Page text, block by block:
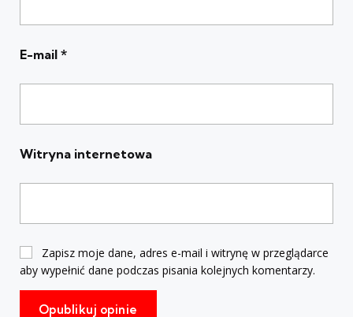
E-mail *
Witryna internetowa
Zapisz moje dane, adres e-mail i witrynę w przeglądarce
aby wypełnić dane podczas pisania kolejnych komentarzy.